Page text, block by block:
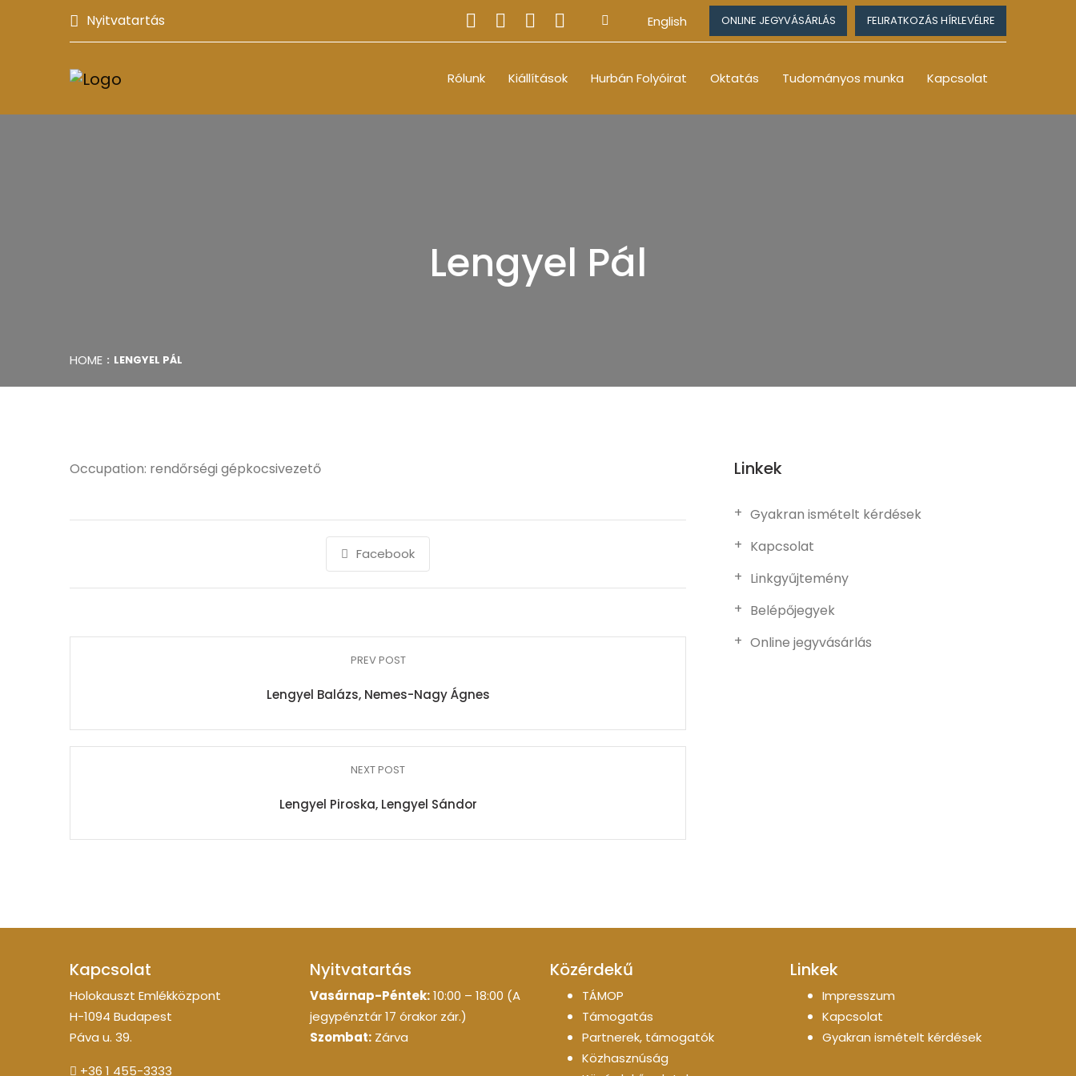
Nyitvatartás English ONLINE JEGYVÁSÁRLÁS FELIRATKOZÁS HÍRLEVÉLRE
Rólunk Kiállítások Hurbán Folyóirat Oktatás Tudományos munka Kapcsolat
Lengyel Pál
HOME LENGYEL PÁL
Occupation: rendőrségi gépkocsivezető
Facebook
PREV POST
Lengyel Balázs, Nemes-Nagy Ágnes
NEXT POST
Lengyel Piroska, Lengyel Sándor
Linkek
Gyakran ismételt kérdések
Kapcsolat
Linkgyűjtemény
Belépőjegyek
Online jegyvásárlás
Kapcsolat
Holokauszt Emlékközpont
H-1094 Budapest
Páva u. 39.
+36 1 455-3333
Nyitvatartás
Vasárnap-Péntek:10:00 – 18:00 (A
jegypénztár 17 órakor zár.)
Szombat: Zárva
Közérdekű
TÁMOP
Támogatás
Partnerek, támogatók
Közhasznúság
Linkek
Impresszum
Kapcsolat
Gyakran ismételt kérdések